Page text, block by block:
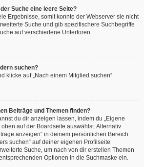
Suche eine leere Seite?
Ergebnisse, somit konnte der Webserver sie nicht
Suche und gib spezifischere Suchbegriffe
auf verschiedene Unterforen.
suchen?
klicke auf „Nach einem Mitglied suchen“.
Beiträge und Themen finden?
du dir anzeigen lassen, indem du „Eigene
oben auf der Boardseite auswählst. Alternativ
anzeigen“ in deinem persönlichen Bereich
suchen“ auf deiner eigenen Profilseite
Suche, um nach von dir erstellen Themen
Optionen in die Suchmaske ein.